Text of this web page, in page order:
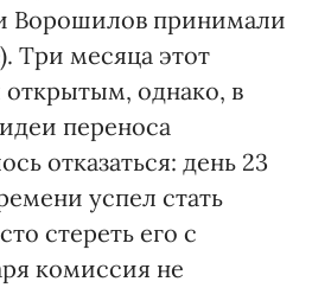
Ворошилов принимали
Три месяца этот
открытым, однако, в
переноса
отказаться: день 23
успел стать
стереть его с
комиссия не